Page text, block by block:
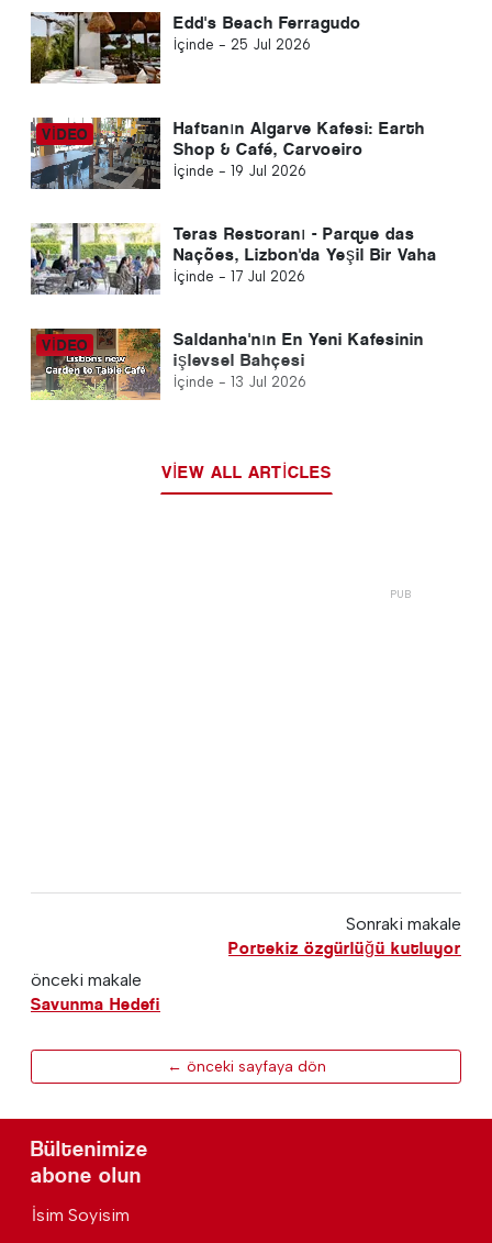
Edd's Beach Ferragudo
İçinde - 25 Jul 2026
Haftanın Algarve Kafesi: Earth
Shop & Café, Carvoeiro
İçinde - 19 Jul 2026
Teras Restoranı - Parque das
Nações, Lizbon'da Yeşil Bir Vaha
İçinde - 17 Jul 2026
Saldanha'nın En Yeni Kafesinin
işlevsel Bahçesi
İçinde - 13 Jul 2026
VIEW ALL ARTICLES
Sonraki makale
Portekiz özgürlüğü kutluyor
önceki makale
Savunma Hedefi
← önceki sayfaya dön
Bültenimize
abone olun
İsim Soyisim